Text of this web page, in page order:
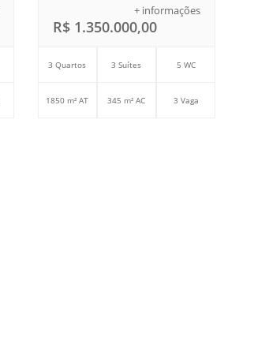
+ informações
R$ 1.350.000,00
3 Quartos 3 Suítes 5 WC
1850 m² AT 345 m² AC 3 Vaga